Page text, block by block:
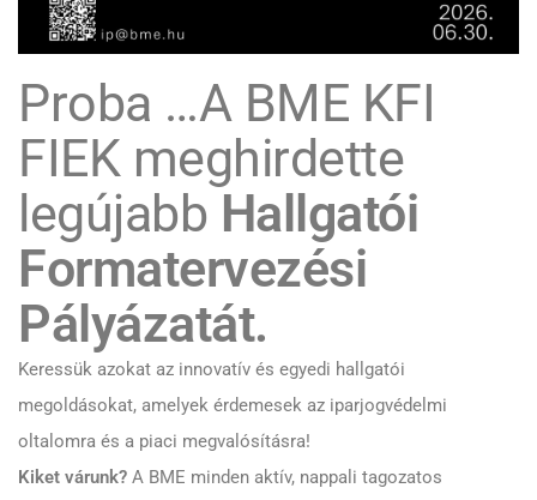
Proba …A BME KFI
FIEK meghirdette
legújabb Hallgatói
Formatervezési
Pályázatát.
Keressük azokat az innovatív és egyedi hallgatói
megoldásokat, amelyek érdemesek az iparjogvédelmi
oltalomra és a piaci megvalósításra!
Kiket várunk? A BME minden aktív, nappali tagozatos